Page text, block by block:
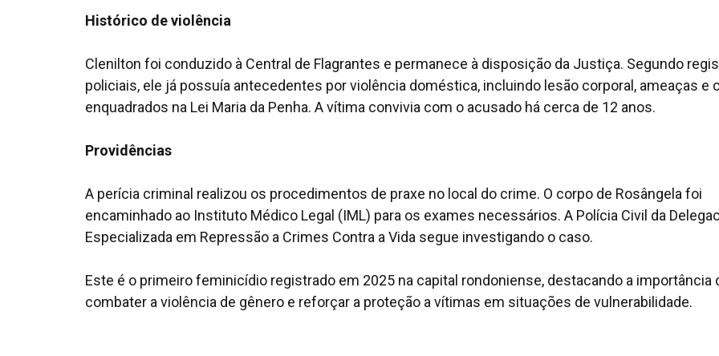
Histórico de violência
Clenilton foi conduzido à Central de Flagrantes e permanece à disposição da Justiça. Segundo
policiais, ele já possuía antecedentes por violência doméstica, incluindo lesão corporal, ameaças e
enquadrados na Lei Maria da Penha. A vítima convivia com o acusado há cerca de 12 anos.
Providências
A perícia criminal realizou os procedimentos de praxe no local do crime. O corpo de Rosângela foi
encaminhado ao Instituto Médico Legal (IML) para os exames necessários. A Polícia Civil da
Especializada em Repressão a Crimes Contra a Vida segue investigando o caso.
Este é o primeiro feminicídio registrado em 2025 na capital rondoniense, destacando a importância
combater a violência de gênero e reforçar a proteção a vítimas em situações de vulnerabilidade.